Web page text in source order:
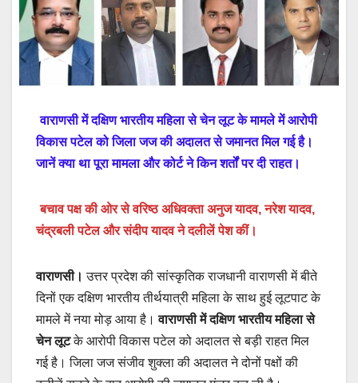
वाराणसी में दक्षिण भारतीय महिला से चेन लूट के मामले में आरोपी
विकास पटेल को जिला जज की अदालत से जमानत मिल गई है।
जानें क्या था पूरा मामला और कोर्ट ने किन शर्तों पर दी राहत।
बचाव पक्ष की ओर से वरिष्ठ अधिवक्ता अनुज यादव, नरेश यादव,
चंद्रबली पटेल और संदीप यादव ने दलीलें पेश कीं।
वाराणसी। उत्तर प्रदेश की सांस्कृतिक राजधानी वाराणसी में बीते
दिनों एक दक्षिण भारतीय तीर्थयात्री महिला के साथ हुई लूटपाट के
मामले में नया मोड़ आया है।वाराणसी में दक्षिण भारतीय महिला से
चेन लूटके आरोपी विकास पटेल को अदालत से बड़ी राहत मिल
गई है। जिला जज संजीव शुक्ला की अदालत ने दोनों पक्षों की